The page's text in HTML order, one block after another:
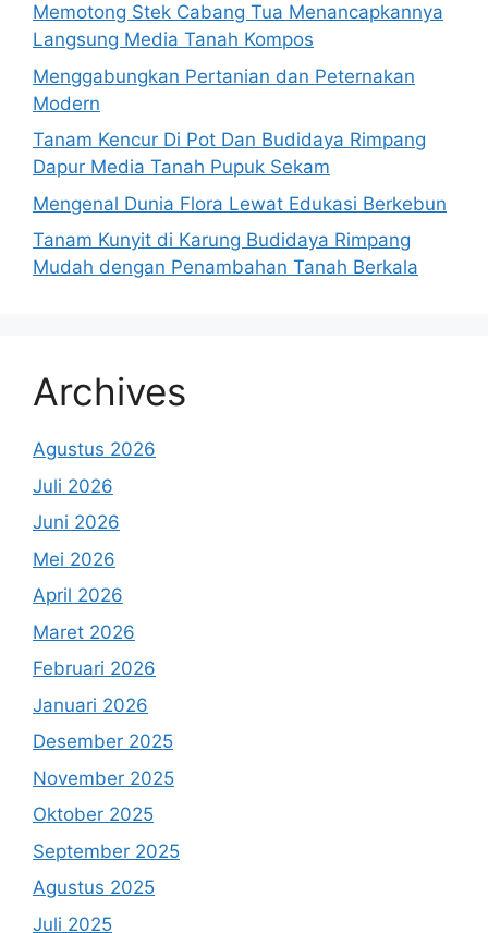
Memotong Stek Cabang Tua Menancapkannya
Langsung Media Tanah Kompos
Menggabungkan Pertanian dan Peternakan
Modern
Tanam Kencur Di Pot Dan Budidaya Rimpang
Dapur Media Tanah Pupuk Sekam
Mengenal Dunia Flora Lewat Edukasi Berkebun
Tanam Kunyit di Karung Budidaya Rimpang
Mudah dengan Penambahan Tanah Berkala
Archives
Agustus 2026
Juli 2026
Juni 2026
Mei 2026
April 2026
Maret 2026
Februari 2026
Januari 2026
Desember 2025
November 2025
Oktober 2025
September 2025
Agustus 2025
Juli 2025